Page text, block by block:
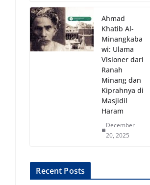
Ahmad
Khatib Al-
Minangkaba
wi: Ulama
Visioner dari
Ranah
Minang dan
Kiprahnya di
Masjidil
Haram
December
20, 2025
Recent Posts